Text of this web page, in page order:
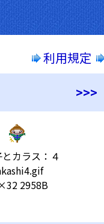
利用規定
>>>
カラス：４
2958B